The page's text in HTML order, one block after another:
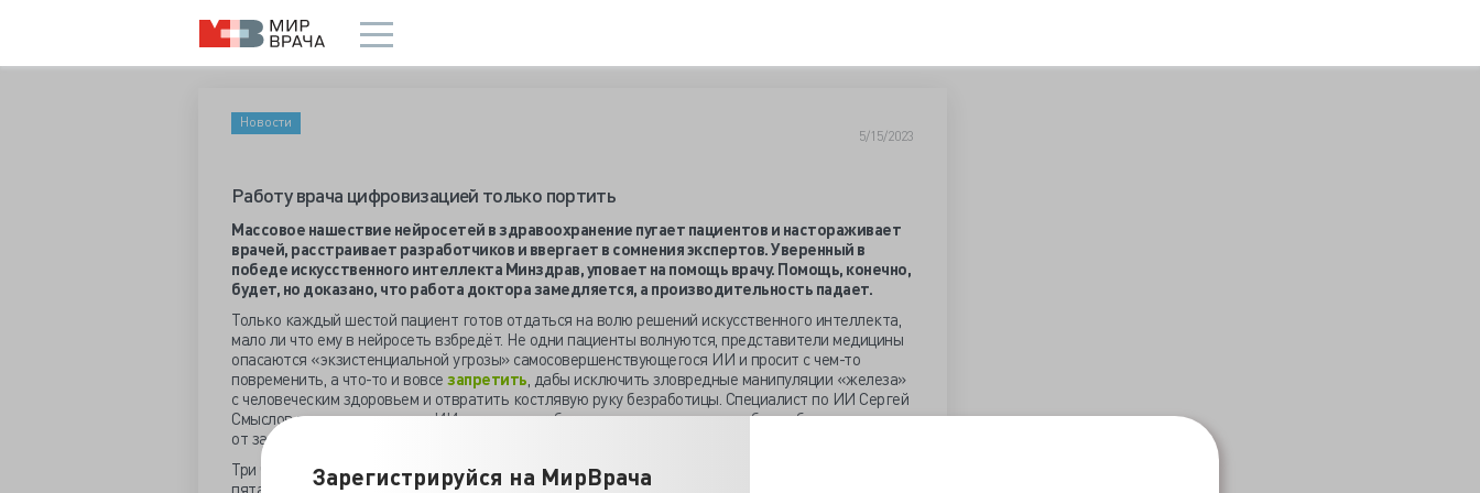
Зарегистрируйся на МирВрача
Новости
5/15/2023
Работу врача цифровизацией только портить
Массовое нашествие нейросетей в здравоохранение пугает пациентов и настораживает
врачей, расстраивает разработчиков и ввергает в сомнения экспертов. Уверенный в
победе искусственного интеллекта Минздрав, уповает на помощь врачу. Помощь, конечно,
будет, но доказано, что работа доктора замедляется, а производительность падает.
Только каждый шестой пациент готов отдаться на волю решений искусственного интеллекта,
мало ли что ему в нейросеть взбредёт. Не одни пациенты волнуются, представители медицины
опасаются «экзистенциальной угрозы» самосовершенствующегося ИИ и просит с чем-то
повременить, а что-то и вовсе запретить, дабы исключить зловредные манипуляции «железа»
с человеческим здоровьем и отвратить костлявую руку безработицы. Специалист по ИИ Сергей
Смыслов подтверждает, что ИИ хорош для избавления от рутины, но «любая работа, отходящая
от заранее выставленных рамок, приводит к ошибкам».
Три четверти отечественных врачейсчитают, что никакие нейросети заменить их не способны,
пятая часть не сомневается только в частичной востребованности ИИ, каждый 25-й доктор